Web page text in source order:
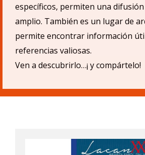
específicos, permiten una difusió
amplio. También es un lugar de
permite encontrar información ú
referencias valiosas.
Ven a descubrirlo…¡ y compártelo!